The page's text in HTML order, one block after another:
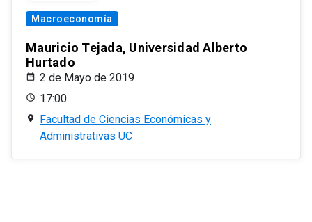
Macroeconomía
Mauricio Tejada, Universidad Alberto
Hurtado
2 de Mayo de 2019
17:00
Facultad de Ciencias Económicas y
Administrativas UC